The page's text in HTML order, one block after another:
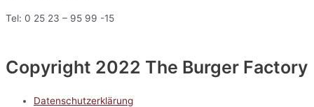
Tel: 0 25 23 – 95 99 -15
Copyright 2022 The Burger Factory
Datenschutzerklärung